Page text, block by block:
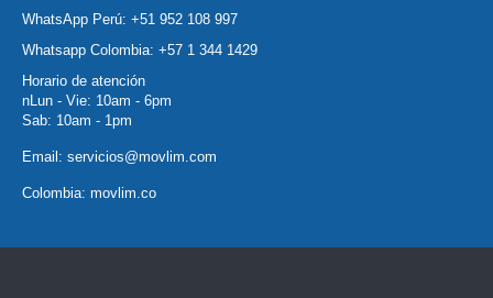
WhatsApp Perú: +51 952 108 997
Whatsapp Colombia: +57 1 344 1429
Horario de atención
nLun - Vie: 10am - 6pm
Sab: 10am - 1pm
Email: servicios@movlim.com
Colombia: movlim.co